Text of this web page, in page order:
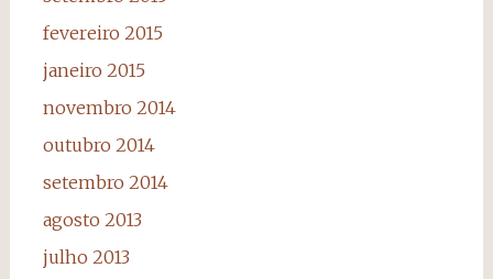
fevereiro 2015
janeiro 2015
novembro 2014
outubro 2014
setembro 2014
agosto 2013
julho 2013